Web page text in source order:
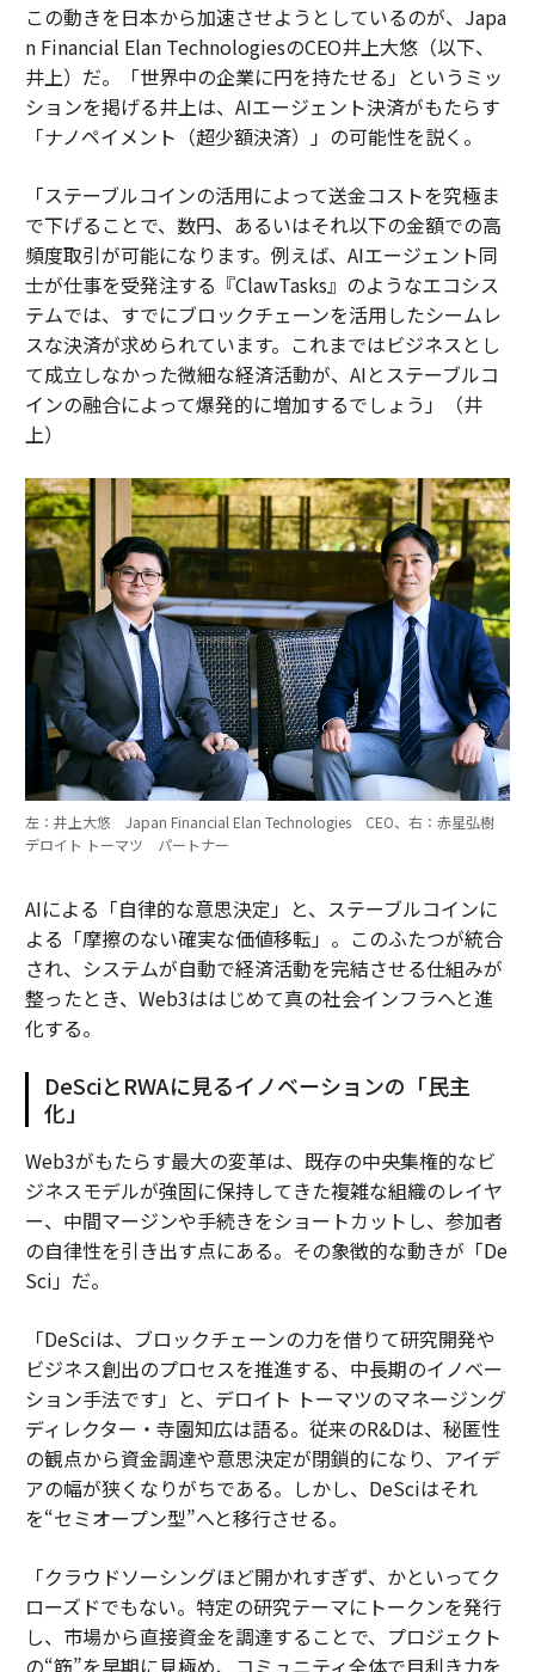
この動きを日本から加速させようとしているのが、Japa
n Financial Elan TechnologiesのCEO井上大悠（以下、
井上）だ。「世界中の企業に円を持たせる」というミッ
ションを掲げる井上は、AIエージェント決済がもたらす
「ナノペイメント（超少額決済）」の可能性を説く。
「ステーブルコインの活用によって送金コストを究極ま
で下げることで、数円、あるいはそれ以下の金額での高
頻度取引が可能になります。例えば、AIエージェント同
士が仕事を受発注する『ClawTasks』のようなエコシス
テムでは、すでにブロックチェーンを活用したシームレ
スな決済が求められています。これまではビジネスとし
て成立しなかった微細な経済活動が、AIとステーブルコ
インの融合によって爆発的に増加するでしょう」（井
上）
左：井上大悠 Japan Financial Elan Technologies CEO、右：赤星弘樹
デロイト トーマツ パートナー
AIによる「自律的な意思決定」と、ステーブルコインに
よる「摩擦のない確実な価値移転」。このふたつが統合
され、システムが自動で経済活動を完結させる仕組みが
整ったとき、Web3ははじめて真の社会インフラへと進
化する。
DeSciとRWAに見るイノベーションの「民主
化」
Web3がもたらす最大の変革は、既存の中央集権的なビ
ジネスモデルが強固に保持してきた複雑な組織のレイヤ
ー、中間マージンや手続きをショートカットし、参加者
の自律性を引き出す点にある。その象徴的な動きが「De
Sci」だ。
「DeSciは、ブロックチェーンの力を借りて研究開発や
ビジネス創出のプロセスを推進する、中長期のイノベー
ション手法です」と、デロイト トーマツのマネージング
ディレクター・寺園知広は語る。従来のR&Dは、秘匿性
の観点から資金調達や意思決定が閉鎖的になり、アイデ
アの幅が狭くなりがちである。しかし、DeSciはそれ
を“セミオープン型”へと移行させる。
「クラウドソーシングほど開かれすぎず、かといってク
ローズドでもない。特定の研究テーマにトークンを発行
し、市場から直接資金を調達することで、プロジェクト
の“筋”を早期に見極め、コミュニティ全体で目利き力を